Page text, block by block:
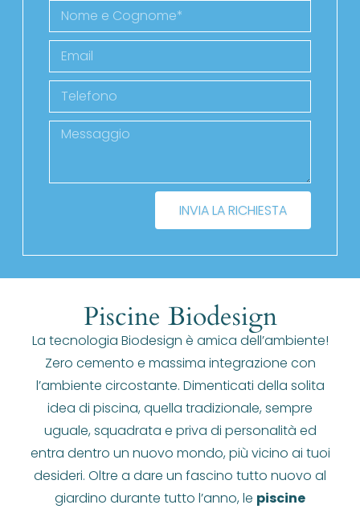
INVIA LA RICHIESTA
Piscine Biodesign
La tecnologia Biodesign è amica dell’ambiente!
Zero cemento e massima integrazione con
l’ambiente circostante. Dimenticati della solita
idea di piscina, quella tradizionale, sempre
uguale, squadrata e priva di personalità ed
entra dentro un nuovo mondo, più vicino ai tuoi
desideri. Oltre a dare un fascino tutto nuovo al
giardino durante tutto l’anno, le piscine